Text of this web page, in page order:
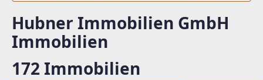
Hubner Immobilien GmbH
Immobilien
172 Immobilien